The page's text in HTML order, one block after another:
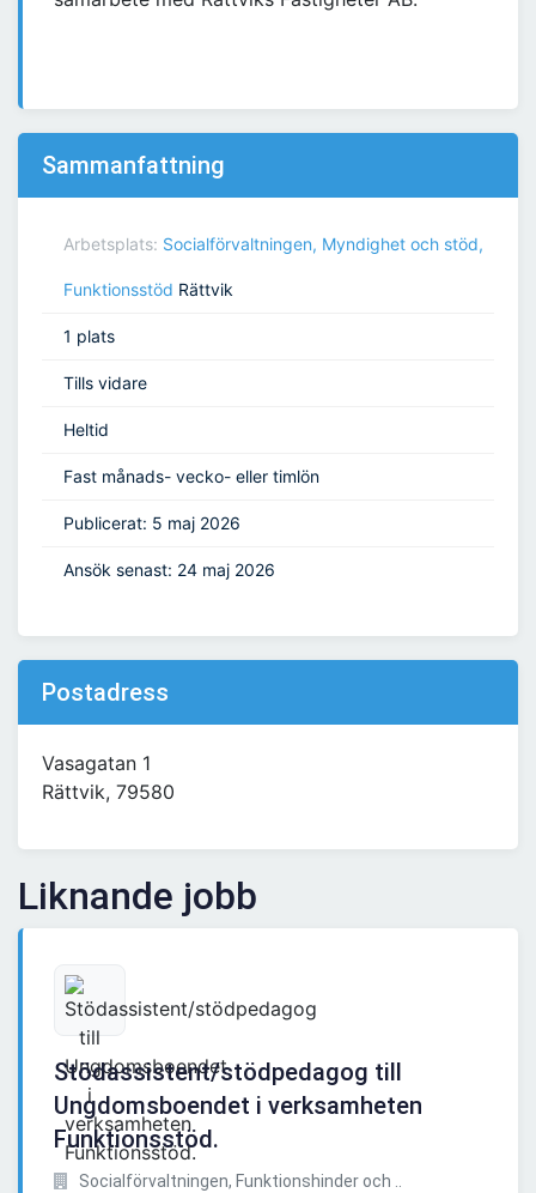
Sammanfattning
Arbetsplats: Socialförvaltningen, Myndighet och stöd,
Funktionsstöd Rättvik
1 plats
Tills vidare
Heltid
Fast månads- vecko- eller timlön
Publicerat: 5 maj 2026
Ansök senast: 24 maj 2026
Postadress
Vasagatan 1
Rättvik, 79580
Liknande jobb
Stödassistent/stödpedagog till
Ungdomsboendet i verksamheten
Funktionsstöd.
Socialförvaltningen, Funktionshinder och ..